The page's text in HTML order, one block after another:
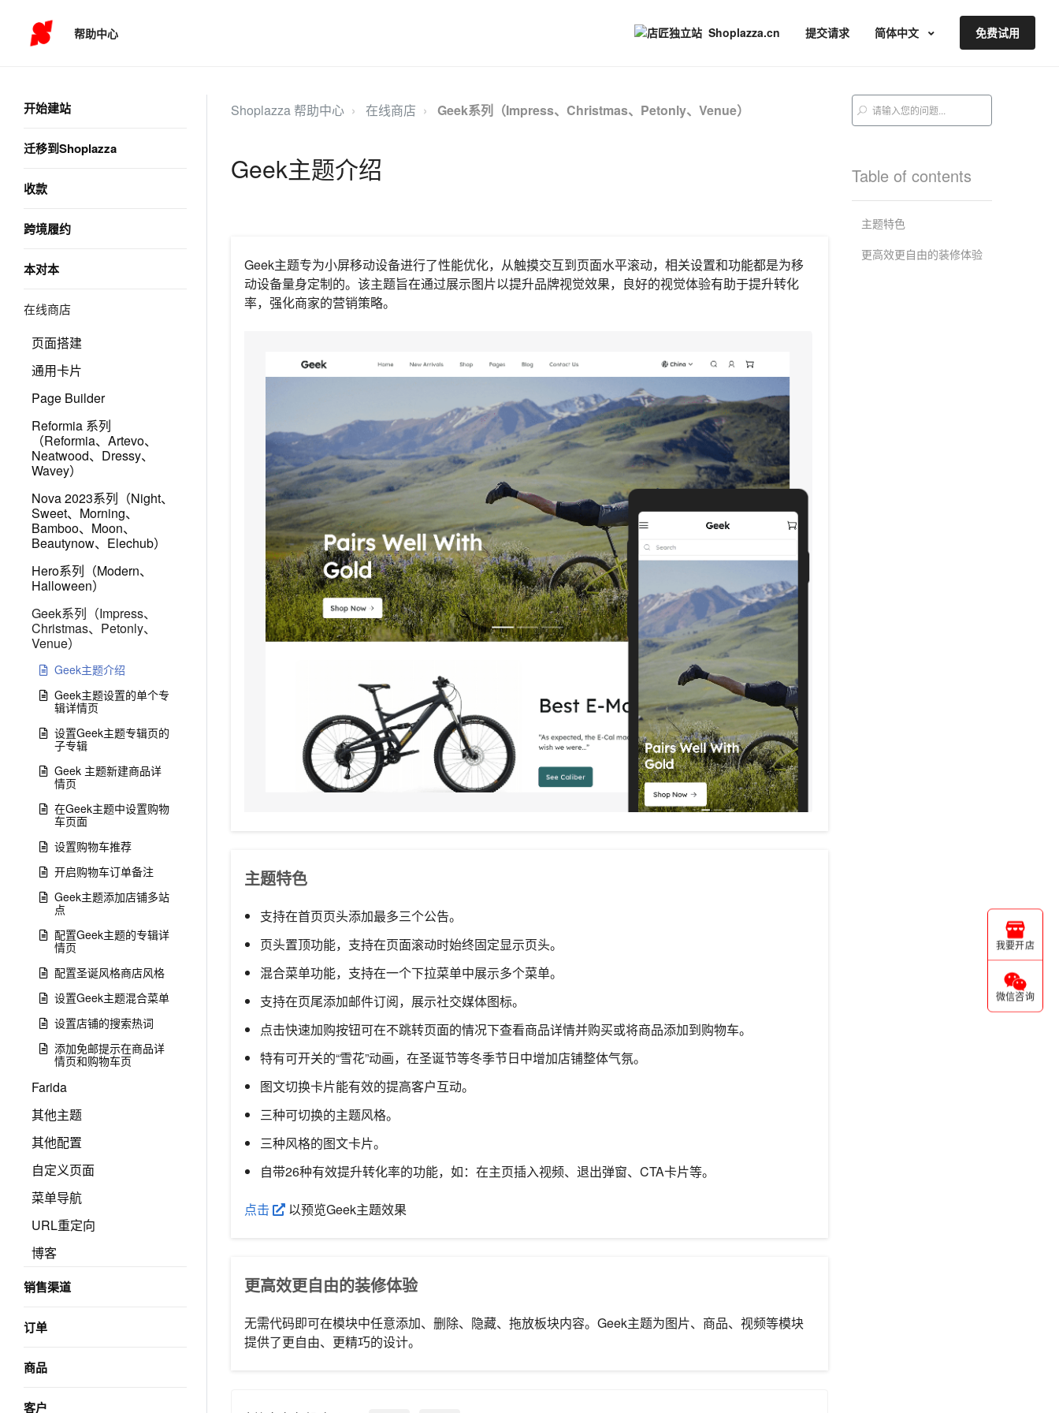
帮助中心 Shoplazza.cn 提交请求 简体中文 免费试用
开始建站
迁移到Shoplazza
收款
跨境履约
本对本
在线商店
页面搭建
通用卡片
Page Builder
Reformia 系列
（Reformia、Artevo、
Neatwood、Dressy、
Wavey）
Nova 2023系列（Night、
Sweet、Morning、
Bamboo、Moon、
Beautynow、Elechub）
Hero系列（Modern、
Halloween）
Geek系列（Impress、
Christmas、Petonly、
Venue）
Geek主题介绍
Geek主题设置的单个专
辑详情页
设置Geek主题专辑页的
子专辑
Geek 主题新建商品详
情页
在Geek主题中设置购物
车页面
设置购物车推荐
开启购物车订单备注
Geek主题添加店铺多站
点
配置Geek主题的专辑详
情页
配置圣诞风格商店风格
设置Geek主题混合菜单
设置店铺的搜索热词
添加免邮提示在商品详
情页和购物车页
Farida
其他主题
其他配置
自定义页面
菜单导航
URL重定向
博客
销售渠道
订单
商品
客户
Shoplazza 帮助中心 在线商店 Geek系列（Impress、Christmas、Petonly、Venue）
Geek主题介绍
Geek主题专为小屏移动设备进行了性能优化，从触摸交互到页面水平滚动，相关设置和功能都是为移
动设备量身定制的。该主题旨在通过展示图片以提升品牌视觉效果，良好的视觉体验有助于提升转化
率，强化商家的营销策略。
主题特色
支持在首页页头添加最多三个公告。
页头置顶功能，支持在页面滚动时始终固定显示页头。
混合菜单功能，支持在一个下拉菜单中展示多个菜单。
支持在页尾添加邮件订阅，展示社交媒体图标。
点击快速加购按钮可在不跳转页面的情况下查看商品详情并购买或将商品添加到购物车。
特有可开关的“雪花”动画，在圣诞节等冬季节日中增加店铺整体气氛。
图文切换卡片能有效的提高客户互动。
三种可切换的主题风格。
三种风格的图文卡片。
自带26种有效提升转化率的功能，如：在主页插入视频、退出弹窗、CTA卡片等。
点击 以预览Geek主题效果
更高效更自由的装修体验
无需代码即可在模块中任意添加、删除、隐藏、拖放板块内容。Geek主题为图片、商品、视频等模块
提供了更自由、更精巧的设计。
Table of contents
主题特色
更高效更自由的装修体验
我要开店
微信咨询